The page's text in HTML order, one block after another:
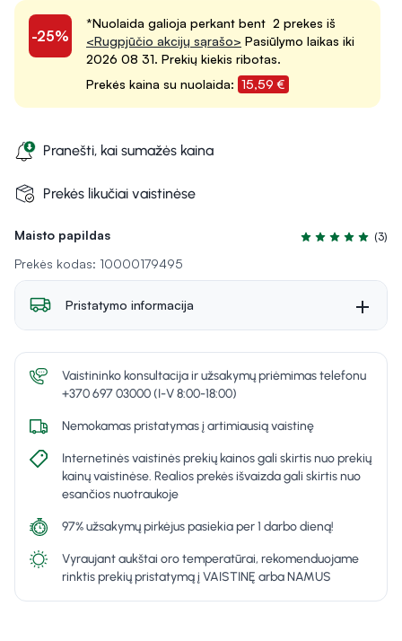
Maisto papildas
Įvertinimas 5.0
(3)
Prekės kodas: 10000179495
-25%
*Nuolaida galioja perkant bent 2 prekes iš
<Rugpjūčio akcijų sąrašo> Pasiūlymo laikas iki
2026 08 31. Prekių kiekis ribotas.
Prekės kaina su nuolaida: 15,59 €
Pranešti, kai sumažės kaina
Prekės likučiai vaistinėse
Pristatymo informacija
Vaistininko konsultacija ir užsakymų priėmimas telefonu
+370 697 03000 (I-V 8:00-18:00)
Nemokamas pristatymas į artimiausią vaistinę
Internetinės vaistinės prekių kainos gali skirtis nuo prekių
kainų vaistinėse. Realios prekės išvaizda gali skirtis nuo
esančios nuotraukoje
97% užsakymų pirkėjus pasiekia per 1 darbo dieną!
Vyraujant aukštai oro temperatūrai, rekomenduojame
rinktis prekių pristatymą į VAISTINĘ arba NAMUS